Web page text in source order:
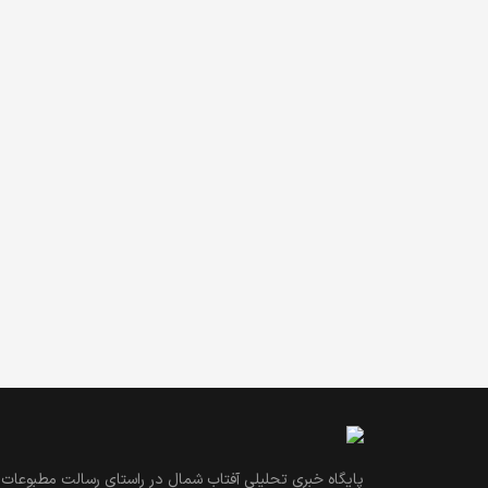
پایگاه خبری تحلیلی آفتاب شمال در راستای رسالت مطبوعات